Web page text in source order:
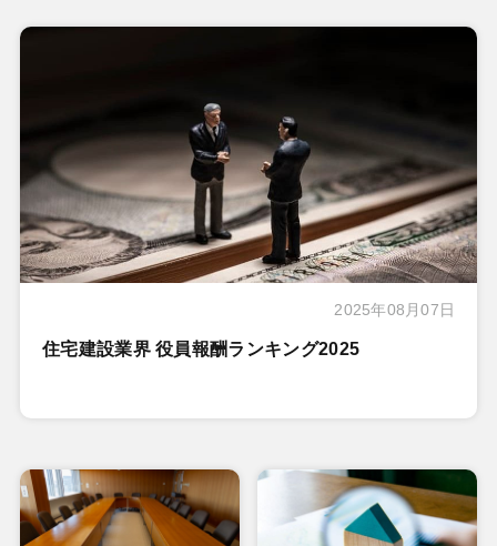
2025年08月07日
住宅建設業界 役員報酬ランキング2025